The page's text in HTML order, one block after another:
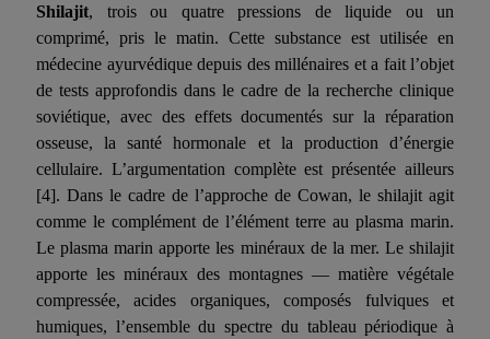
Shilajit, trois ou quatre pressions de liquide ou un
comprimé, pris le matin. Cette substance est utilisée en
médecine ayurvédique depuis des millénaires et a fait l’objet
de tests approfondis dans le cadre de la recherche clinique
soviétique, avec des effets documentés sur la réparation
osseuse, la santé hormonale et la production d’énergie
cellulaire. L’argumentation complète est présentée ailleurs
[4]. Dans le cadre de l’approche de Cowan, le shilajit agit
comme le complément de l’élément terre au plasma marin.
Le plasma marin apporte les minéraux de la mer. Le shilajit
apporte les minéraux des montagnes — matière végétale
compressée, acides organiques, composés fulviques et
humiques, l’ensemble du spectre du tableau périodique à